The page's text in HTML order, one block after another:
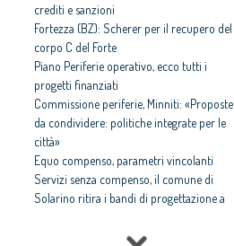
crediti e sanzioni
Fortezza (BZ): Scherer per il recupero del
corpo C del Forte
Piano Periferie operativo, ecco tutti i
progetti finanziati
Commissione periferie, Minniti: «Proposte
da condividere: politiche integrate per le
città»
Equo compenso, parametri vincolanti
Servizi senza compenso, il comune di
Solarino ritira i bandi di progettazione a
All'architettura rispettosa dello studio